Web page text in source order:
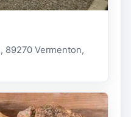
89270 Vermenton,